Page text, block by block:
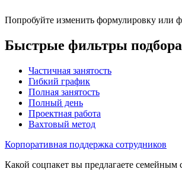
Попробуйте изменить формулировку или
Быстрые фильтры
Частичная занятость
Гибкий график
Полная занятость
Полный день
Проектная работа
Вахтовый метод
Корпоративная поддержка сотрудников
Какой соцпакет вы предлагаете семейным